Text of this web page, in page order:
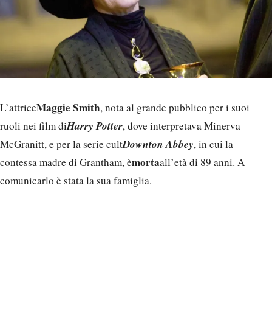
L’attriceMaggie Smith, nota al grande pubblico per i suoi
ruoli nei film diHarry Potter, dove interpretava Minerva
McGranitt, e per la serie cultDownton Abbey, in cui la
contessa madre di Grantham, èmortaall’età di 89 anni. A
comunicarlo è stata la sua famiglia.